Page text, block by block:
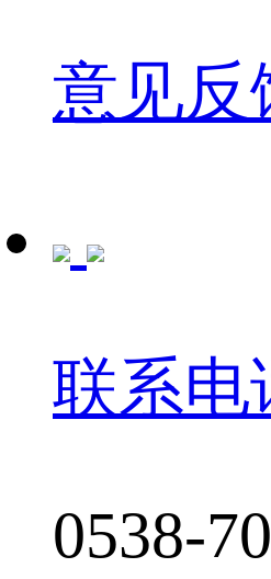
意见反
联系电
0538-